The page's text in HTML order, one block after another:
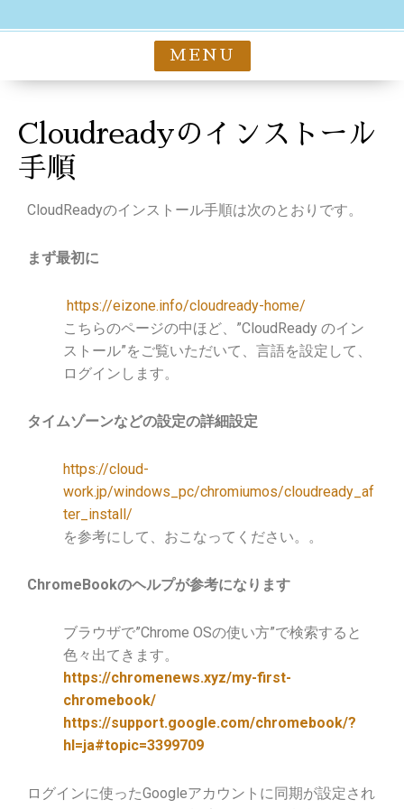
MENU
Cloudreadyのインストール
手順
CloudReadyのインストール手順は次のとおりです。
まず最初に
https://eizone.info/cloudready-home/
こちらのページの中ほど、”CloudReady のイン
ストール”をご覧いただいて、 言語を設定して、
ログインします。
タイムゾーンなどの設定の詳細設定
https://cloud-
work.jp/windows_pc/chromiumos/cloudready_af
ter_install/
を参考にして、おこなってください。。
ChromeBookのヘルプが参考になります
ブラウザで”Chrome OSの使い方”で検索すると
色々出てきます。
https://chromenews.xyz/my-first-
chromebook/
https://support.google.com/chromebook/?
hl=ja#topic=3399709
ログインに使ったGoogleアカウントに同期が設定され